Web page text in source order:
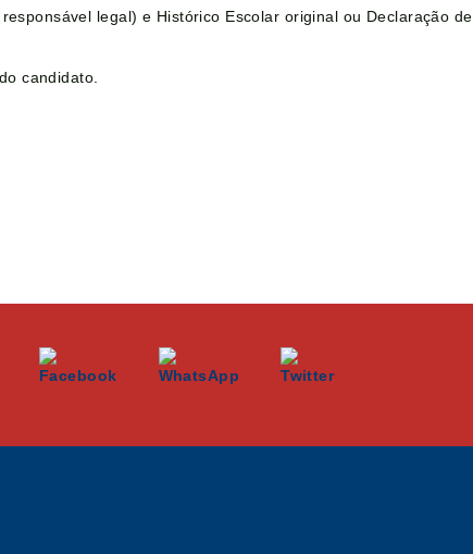
legal) e Histórico Escolar original ou Declaração de
candidato.